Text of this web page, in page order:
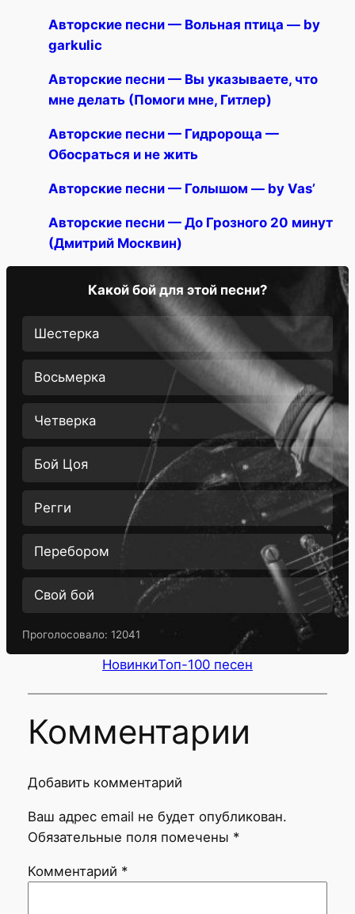
Авторские песни — Вольная птица — by
garkulic
Авторские песни — Вы указываете, что
мне делать (Помоги мне, Гитлер)
Авторские песни — Гидророща —
Обосраться и не жить
Авторские песни — Голышом — by Vas’
Авторские песни — До Грозного 20 минут
(Дмитрий Москвин)
Какой бой для этой песни?
Шестерка
Восьмерка
Четверка
Бой Цоя
Регги
Перебором
Свой бой
Проголосовало: 12041
НовинкиТоп-100 песен
Комментарии
Добавить комментарий
Ваш адрес email не будет опубликован.
Обязательные поля помечены *
Комментарий *